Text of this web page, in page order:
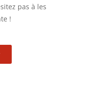
pas à les
!